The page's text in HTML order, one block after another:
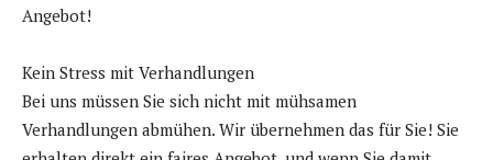
Angebot!
Kein Stress mit Verhandlungen
Bei uns müssen Sie sich nicht mit mühsamen
Verhandlungen abmühen. Wir übernehmen das für Sie! Sie